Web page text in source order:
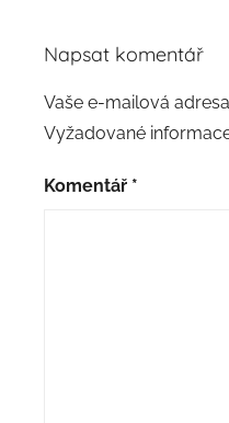
Napsat komentář
Vaše e-mailová
Vyžadované
Komentář *